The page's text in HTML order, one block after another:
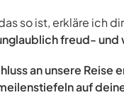
so ist, erkläre ich
freud- und
an unsere
auf